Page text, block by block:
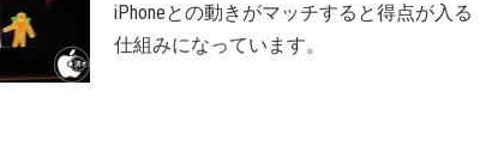
iPhoneとの動きがマッチすると得点が入る
仕組みになっています。